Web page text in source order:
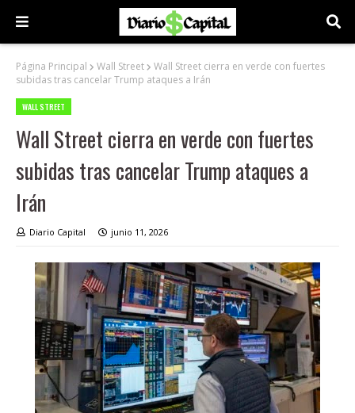
Página Principal Wall Street
Wall Street cierra en verde con fuertes
subidas tras cancelar Trump ataques a Irán
WALL STREET
Wall Street cierra en verde con fuertes
subidas tras cancelar Trump ataques a
Irán
Diario Capital junio 11, 2026